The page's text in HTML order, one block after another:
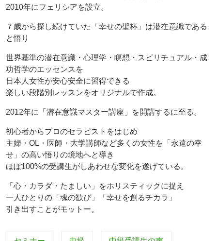
2010年にフェリシアを設立。
７歳から探し続けていた「幸せの聖杯」は潜在意識である
と悟り
世界基準の潜在意識・心理学・瞑想・スピリチュアル・成
功哲学のエッセンスを
日本人女性が安心安全に習得できる
楽しい段階別レッスンをオリジナルで作成。
2012年に「潜在意識マスター講座」を開講するに至る。
初心者からプロのセラピストをはじめ
主婦・OL・医師・大学講師など多くの女性を「永遠の幸
せ」の高い悟りの境地へと導き
ほぼ100%の受講生がしあわせな変化を遂げている。
「心・カラダ・たましい」をホリスティックに捉え
一人ひとりの「魂の歓び」「幸せを創るチカラ」
引き出すことがモットー。